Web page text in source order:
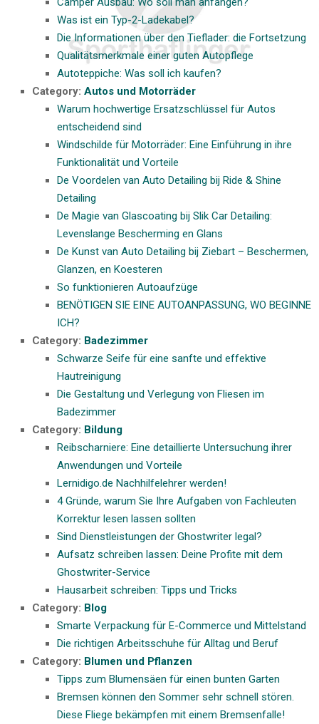
Was ist ein Typ-2-Ladekabel?
Die Informationen über den Tieflader: die Fortsetzung
Qualitätsmerkmale einer guten Autopflege
Autoteppiche: Was soll ich kaufen?
Category: Autos und Motorräder
Warum hochwertige Ersatzschlüssel für Autos
entscheidend sind
Windschilde für Motorräder: Eine Einführung in ihre
Funktionalität und Vorteile
De Voordelen van Auto Detailing bij Ride & Shine
Detailing
De Magie van Glascoating bij Slik Car Detailing:
Levenslange Bescherming en Glans
De Kunst van Auto Detailing bij Ziebart – Beschermen,
Glanzen, en Koesteren
So funktionieren Autoaufzüge
BENÖTIGEN SIE EINE AUTOANPASSUNG, WO BEGINNE
ICH?
Category: Badezimmer
Schwarze Seife für eine sanfte und effektive
Hautreinigung
Die Gestaltung und Verlegung von Fliesen im
Badezimmer
Category: Bildung
Reibscharniere: Eine detaillierte Untersuchung ihrer
Anwendungen und Vorteile
Lernidigo.de Nachhilfelehrer werden!
4 Gründe, warum Sie Ihre Aufgaben von Fachleuten
Korrektur lesen lassen sollten
Sind Dienstleistungen der Ghostwriter legal?
Aufsatz schreiben lassen: Deine Profite mit dem
Ghostwriter-Service
Hausarbeit schreiben: Tipps und Tricks
Category: Blog
Smarte Verpackung für E-Commerce und Mittelstand
Die richtigen Arbeitsschuhe für Alltag und Beruf
Category: Blumen und Pflanzen
Tipps zum Blumensäen für einen bunten Garten
Bremsen können den Sommer sehr schnell stören.
Diese Fliege bekämpfen mit einem Bremsenfalle!